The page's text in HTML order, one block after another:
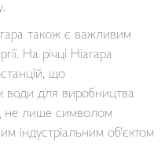
також є важливим
На річці Ніагара
що
води для виробництва
не лише символом
індустріальним об'єктом